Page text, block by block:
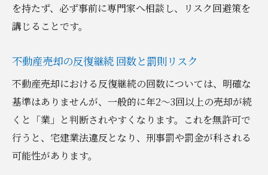
を持たず、必ず事前に専門家へ相談し、リスク回避策を
講じることです。
不動産売却の反復継続 回数と罰則リスク
不動産売却における反復継続の回数については、明確な
基準はありませんが、一般的に年2〜3回以上の売却が続
くと「業」と判断されやすくなります。これを無許可で
行うと、宅建業法違反となり、刑事罰や罰金が科される
可能性があります。